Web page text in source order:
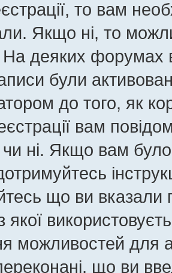
то вам
Якщо ні, то
На деяких форумах
були
до того, як
вам
чи ні. Якщо вам
що ви
якої
можливостей для
що ви